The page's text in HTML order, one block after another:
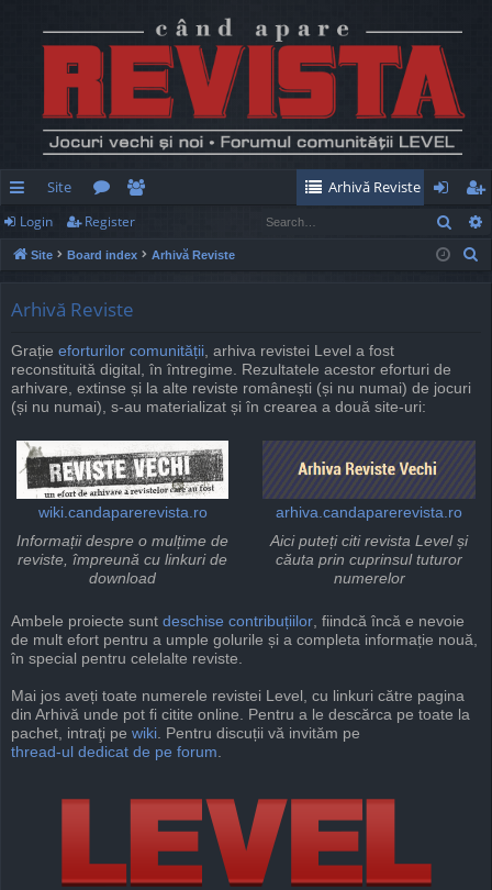
ui
ck
Site
or
u
e
m
Arhivă Reviste
og
in
eg
ist
Login Register
Site Board index Arhivă Reviste
Arhivă Reviste
Grație eforturilor comunității, arhiva revistei Level a fost
reconstituită digital, în întregime. Rezultatele acestor eforturi de
arhivare, extinse și la alte reviste românești (și nu numai) de jocuri
(și nu numai), s-au materializat și în crearea a două site-uri:
wiki.candaparerevista.ro
arhiva.candaparerevista.ro
Informații despre o mulțime de
reviste, împreună cu linkuri de
download
Aici puteți citi revista Level și
căuta prin cuprinsul tuturor
numerelor
Ambele proiecte sunt deschise contribuțiilor, fiindcă încă e nevoie
de mult efort pentru a umple golurile și a completa informație nouă,
în special pentru celelalte reviste.
Mai jos aveți toate numerele revistei Level, cu linkuri către pagina
din Arhivă unde pot fi citite online. Pentru a le descărca pe toate la
pachet, intraţi pe wiki. Pentru discuții vă invităm pe
thread-ul dedicat de pe forum.